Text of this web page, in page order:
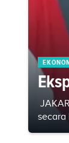
secara